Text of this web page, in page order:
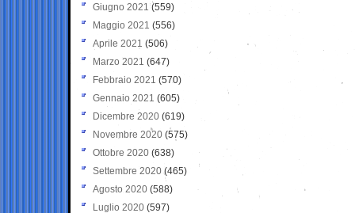
Giugno 2021(559)
Maggio 2021 (556)
Aprile 2021 (506)
Marzo 2021 (647)
Febbraio 2021 (570)
Gennaio 2021 (605)
Dicembre 2020 (619)
Novembre 2020 (575)
Ottobre 2020 (638)
Settembre 2020(465)
Agosto 2020 (588)
Luglio 2020 (597)